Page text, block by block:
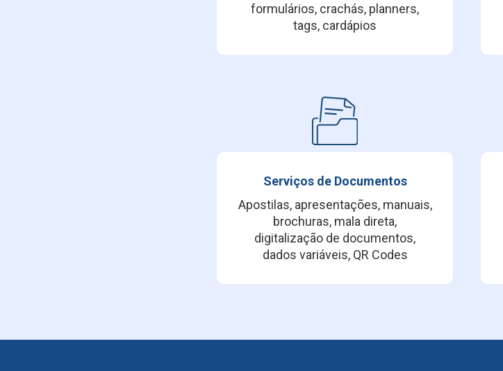
formulários, crachás, planners,
tags, cardápios
Serviços de Documentos
Apostilas, apresentações, manuais,
brochuras, mala direta,
digitalização de documentos,
dados variáveis, QR Codes